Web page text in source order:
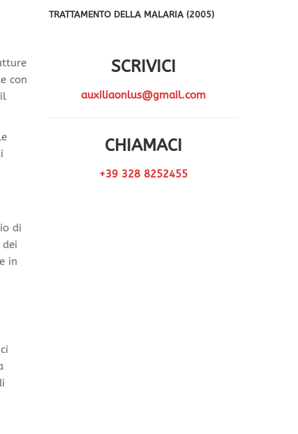
con
di
in
TRATTAMENTO DELLA MALARIA (2005)
SCRIVICI
auxiliaonlus@gmail.com
CHIAMACI
+39 328 8252455